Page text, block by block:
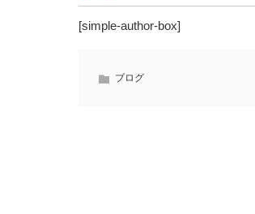
[simple-author-box]
ブログ